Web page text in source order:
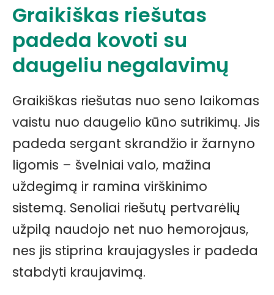
Graikiškas riešutas
padeda kovoti su
daugeliu negalavimų
Graikiškas riešutas nuo seno laikomas
vaistu nuo daugelio kūno sutrikimų. Jis
padeda sergant skrandžio ir žarnyno
ligomis – švelniai valo, mažina
uždegimą ir ramina virškinimo
sistemą. Senoliai riešutų pertvarėlių
užpilą naudojo net nuo hemorojaus,
nes jis stiprina kraujagysles ir padeda
stabdyti kraujavimą.